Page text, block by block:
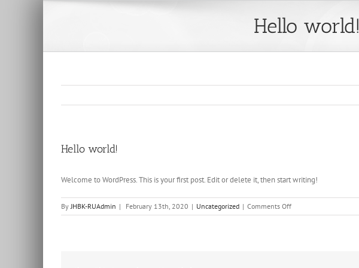
Hello world!
Hello world!
Welcome to WordPress. This is your first post. Edit or delete it, then start writing!
ByJHBK-RUAdmin | February 13th, 2020 | Uncategorized | Comments Offon
Hello